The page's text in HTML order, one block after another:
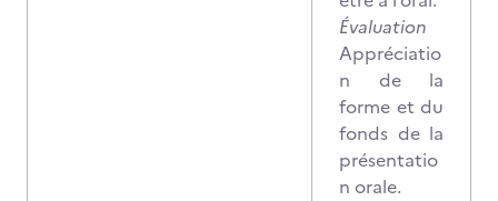
Évaluation
Appréciatio
n de la
forme et du
fonds de la
présentatio
n orale.